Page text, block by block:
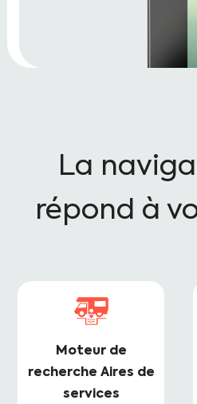
La
répond à
Moteur de
recherche Aires de
services